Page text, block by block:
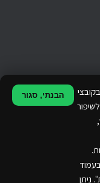
ניתן
הבנתי, סגור
© 2024